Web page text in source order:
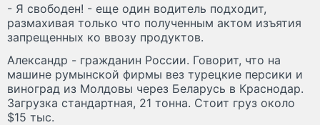
- Я свободен! - еще один водитель подходит,
размахивая только что полученным актом изъятия
запрещенных ко ввозу продуктов.
Александр - гражданин России. Говорит, что на
машине румынской фирмы вез турецкие персики и
виноград из Молдовы через Беларусь в Краснодар.
Загрузка стандартная, 21 тонна. Стоит груз около
$15 тыс.